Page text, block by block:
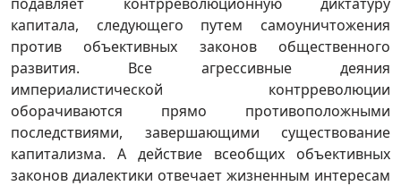
капитала, следующего путем самоуничтожения
против объективных законов общественного
развития. Все агрессивные деяния
империалистической контрреволюции
оборачиваются прямо противоположными
последствиями, завершающими существование
капитализма. А действие всеобщих объективных
законов диалектики отвечает жизненным интересам